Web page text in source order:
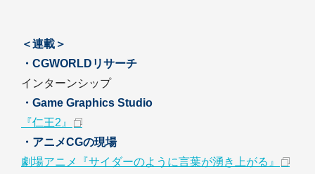
＜連載＞
・CGWORLDリサーチ
インターンシップ
・Game Graphics Studio
『仁王2』
・アニメCGの現場
劇場アニメ『サイダーのように言葉が湧き上がる』